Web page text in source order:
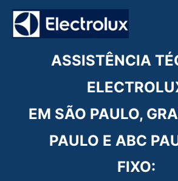
para
ASSISTÊNCIA
EM SÃO PAULO,
PAULO E ABC
FIXO: